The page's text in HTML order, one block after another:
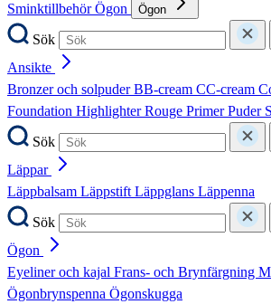
SminktillbehörÖgon Ögon
Sök
Ansikte
Bronzer och solpuderBB-cream CC-cream
Foundation HighlighterRouge PrimerPuder
Sök
Läppar
Läppbalsam LäppstiftLäppglans Läppenna
Sök
Ögon
Eyeliner och kajal Frans- och Brynfärgning
Ögonbrynspenna Ögonskugga